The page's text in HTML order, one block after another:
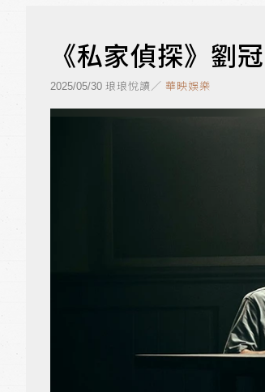
《私家偵探》劉
2025/05/30 琅琅悅讀／ 華映娛樂